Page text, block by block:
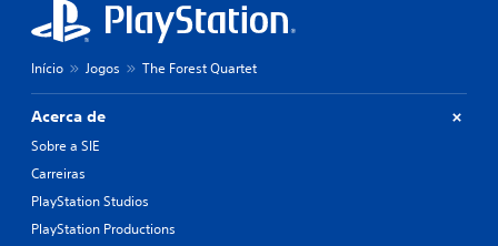
Início Jogos The Forest Quartet
Acerca de
Sobre a SIE
Carreiras
PlayStation Studios
PlayStation Productions